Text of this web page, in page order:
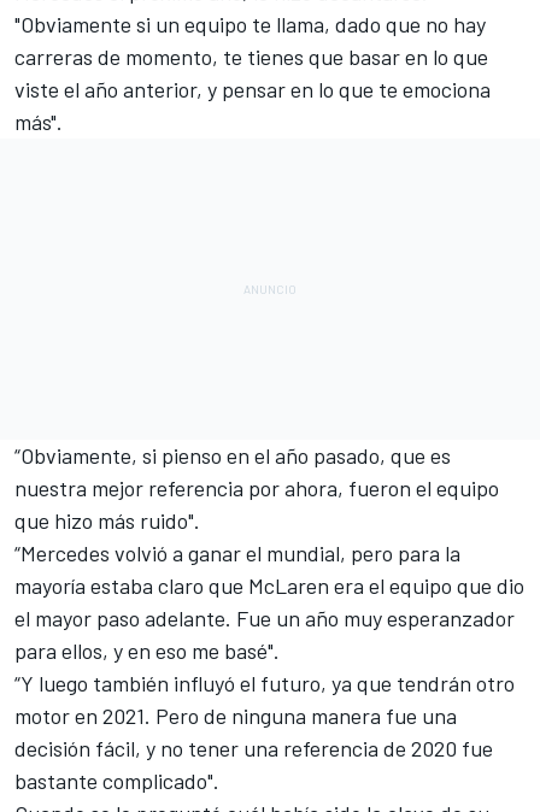
"Obviamente si un equipo te llama, dado que no hay
carreras de momento, te tienes que basar en lo que
viste el año anterior, y pensar en lo que te emociona
más".
“Obviamente, si pienso en el año pasado, que es
nuestra mejor referencia por ahora, fueron el equipo
que hizo más ruido".
“Mercedes volvió a ganar el mundial, pero para la
mayoría estaba claro que McLaren era el equipo que dio
el mayor paso adelante. Fue un año muy esperanzador
para ellos, y en eso me basé".
“Y luego también influyó el futuro, ya que tendrán otro
motor en 2021. Pero de ninguna manera fue una
decisión fácil, y no tener una referencia de 2020 fue
bastante complicado".